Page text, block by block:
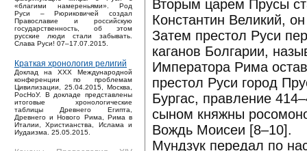
«благими намереньями». Род
Руси – Рюриковичей создал
Православие и российскую
государственность, об этом
русские люди стали забывать.
Слава Руси! 07–17.07.2015.
Краткая хронология религий
Доклад на XXX Международной
конференции по проблемам
Цивилизации, 25.04.2015, Москва,
РосНоУ. В докладе представлены
итоговые хронологические
таблицы Древнего Египта,
Древнего и Нового Рима, Рима в
Италии, Христианства, Ислама и
Иудаизма. 25.05.2015.
Вторым царем Прусы
Константин Великий,
Затем престол Руси
каганов Болгарии,
Императора Рима
престол Руси город
Бургас, правление
сыном княжны
Вождь Моисеи [8–10].
Мундзук передал по